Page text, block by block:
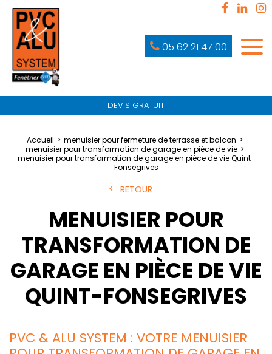
05 62 21 47 00
DEVIS GRATUIT
Accueil
menuisier pour fermeture de terrasse et balcon
menuisier pour transformation de garage en pièce de vie
menuisier pour transformation de garage en pièce de vie Quint-
Fonsegrives
RETOUR
MENUISIER POUR
TRANSFORMATION DE
GARAGE EN PIÈCE DE VIE
QUINT-FONSEGRIVES
PVC & ALU SYSTEM : VOTRE MENUISIER